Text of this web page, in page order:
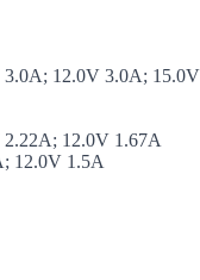
12.0V 3.0A; 15.0V
12.0V 1.67A
12.0V 1.5A